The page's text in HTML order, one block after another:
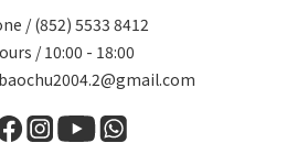
/ (852) 5533 8412
/ 10:00 - 18:00